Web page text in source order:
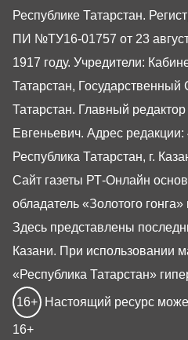
Республике Татарстан.
ПИ №ТУ16-01757 от 23
1917 году. Учредители:
Татарстан, Государственный
Татарстан. Главный
Евгеньевич. Адрес
Республика Татарстан, г.
Сайт газеты РТ-Онлайн
обладатель «Золотого
Здесь представлены
Казани. При использовании
«Республика Татарстан»
16+ Настоящий ресурс
16+